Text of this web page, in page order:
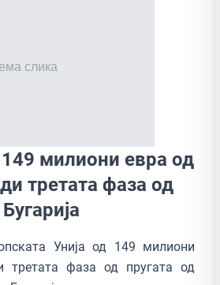
милиони евра од
третата фаза од
Унија од 149 милиони
третата фаза од пругата од